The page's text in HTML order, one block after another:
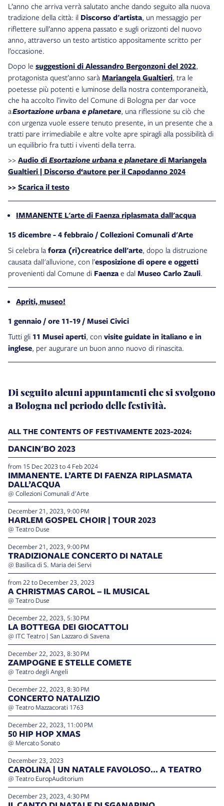
L’anno che arriva verrà salutato anche dando seguito alla nuova
tradizione della città: il Discorso d'artista, un messaggio per
riflettere sull’anno appena passato e sugli orizzonti del nuovo
anno, attraverso un testo artistico appositamente scritto per
l’occasione.
Dopo le suggestioni di Alessandro Bergonzoni del 2022,
protagonista quest’anno sarà Mariangela Gualtieri, tra le
poetesse più potenti e luminose della nostra contemporaneità,
che ha accolto l’invito del Comune di Bologna per dar voce
aEsortazione urbana e planetare, una riflessione su ciò che
con urgenza vuole essere tenuto presente, in un presente che a
tratti pare irrimediabile e altre volte apre spiragli alla possibilità di
un equilibrio fra tutti i viventi della terra.
>> Audio diEsortazione urbana e planetaredi Mariangela
Gualtieri | Discorso d‘autore per il Capodanno 2024
>>Scarica il testo
IMMANENTE L'arte di Faenza riplasmata dall'acqua
15 dicembre - 4 febbraio / Collezioni Comunali d'Arte
Si celebra la forza (ri)creatrice dell'arte, dopo la distruzione
causata dall'alluvione, con l’esposizione di opere e oggetti
provenienti dal Comune di Faenza e dal Museo Carlo Zauli.
Apriti, museo!
1 gennaio / ore 11-19 / Musei Civici
Tutti gli 11 Musei aperti, con visite guidate in italiano e in
inglese, per augurare un buon anno nuovo di rinascita.
Di seguito alcuni appuntamenti che si svolgono
a Bologna nel periodo delle festività.
ALL THE CONTENTS OF FESTIVAMENTE 2023-2024:
DANCIN'BO 2023
from 15 Dec 2023 to 4 Feb 2024
IMMANENTE. L’ARTE DI FAENZA RIPLASMATA
DALL’ACQUA
@ Collezioni Comunali d'Arte
December 21, 2023, 9:00 PM
HARLEM GOSPEL CHOIR | TOUR 2023
@ Teatro Duse
December 21, 2023, 9:00 PM
TRADIZIONALE CONCERTO DI NATALE
@ Basilica di S. Maria dei Servi
from 22 to December 23, 2023
A CHRISTMAS CAROL – IL MUSICAL
@ Teatro Duse
December 22, 2023, 5:30 PM
LA BOTTEGA DEI GIOCATTOLI
@ ITC Teatro | San Lazzaro di Savena
December 22, 2023, 8:30 PM
ZAMPOGNE E STELLE COMETE
@ Teatro degli Angeli
December 22, 2023, 8:30 PM
CONCERTO NATALIZIO
@ Teatro Mazzacorati 1763
December 22, 2023, 11:00 PM
50 HIP HOP XMAS
@ Mercato Sonato
December 23, 2023
CAROLINA | UN NATALE FAVOLOSO… A TEATRO
@ Teatro EuropAuditorium
December 23, 2023, 4:30 PM